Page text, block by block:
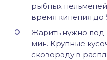
рыбных
время кипения до
Жарить нужно под
мин. Крупные
сковороду в